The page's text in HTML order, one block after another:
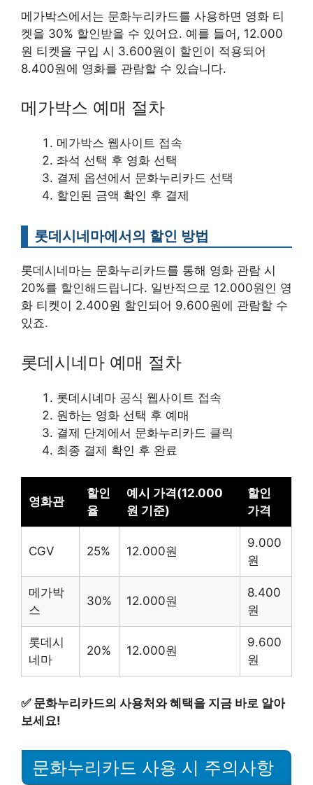
메가박스에서는 문화누리카드를 사용하면 영화 티
켓을 30% 할인받을 수 있어요. 예를 들어, 12.000
원 티켓을 구입 시 3.600원이 할인이 적용되어
8.400원에 영화를 관람할 수 있습니다.
메가박스 예매 절차
메가박스 웹사이트 접속
좌석 선택 후 영화 선택
결제 옵션에서 문화누리카드 선택
할인된 금액 확인 후 결제
롯데시네마에서의 할인 방법
롯데시네마는 문화누리카드를 통해 영화 관람 시
20%를 할인해드립니다. 일반적으로 12.000원인 영
화 티켓이 2.400원 할인되어 9.600원에 관람할 수
있죠.
롯데시네마 예매 절차
롯데시네마 공식 웹사이트 접속
원하는 영화 선택 후 예매
결제 단계에서 문화누리카드 클릭
최종 결제 확인 후 완료
영화관
할인
율
예시 가격(12.000
원 기준)
할인
가격
CGV 25% 12.000원
9.000
원
메가박
스
30% 12.000원
8.400
원
롯데시
네마
20% 12.000원
9.600
원
✅ 문화누리카드의 사용처와 혜택을 지금 바로 알아
보세요!
문화누리카드 사용 시 주의사항